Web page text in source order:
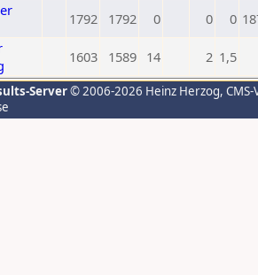
1792 1792 0 0 0
1603 1589 14 2 1,5
Server© 2006-2026 Heinz Herzog,